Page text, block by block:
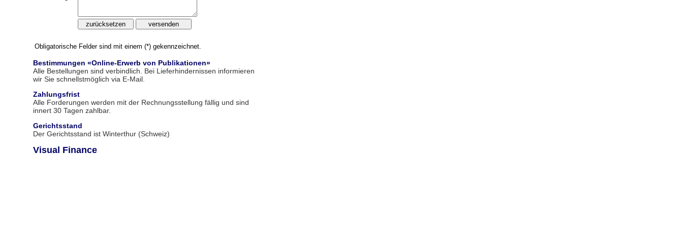
Obligatorische Felder sind mit einem (*) gekennzeichnet.
Bestimmungen «Online-Erwerb von Publikationen»
Alle Bestellungen sind verbindlich. Bei Lieferhindernissen informieren
wir Sie schnellstmöglich via E-Mail.
Zahlungsfrist
Alle Forderungen werden mit der Rechnungsstellung fällig und sind
innert 30 Tagen zahlbar.
Gerichtsstand
Der Gerichtsstand ist Winterthur (Schweiz)
Visual Finance